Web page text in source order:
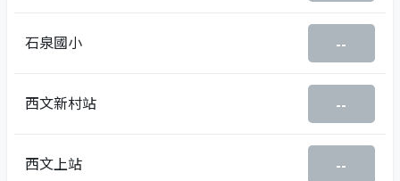
石泉國小 --
西文新村站 --
西文上站 --